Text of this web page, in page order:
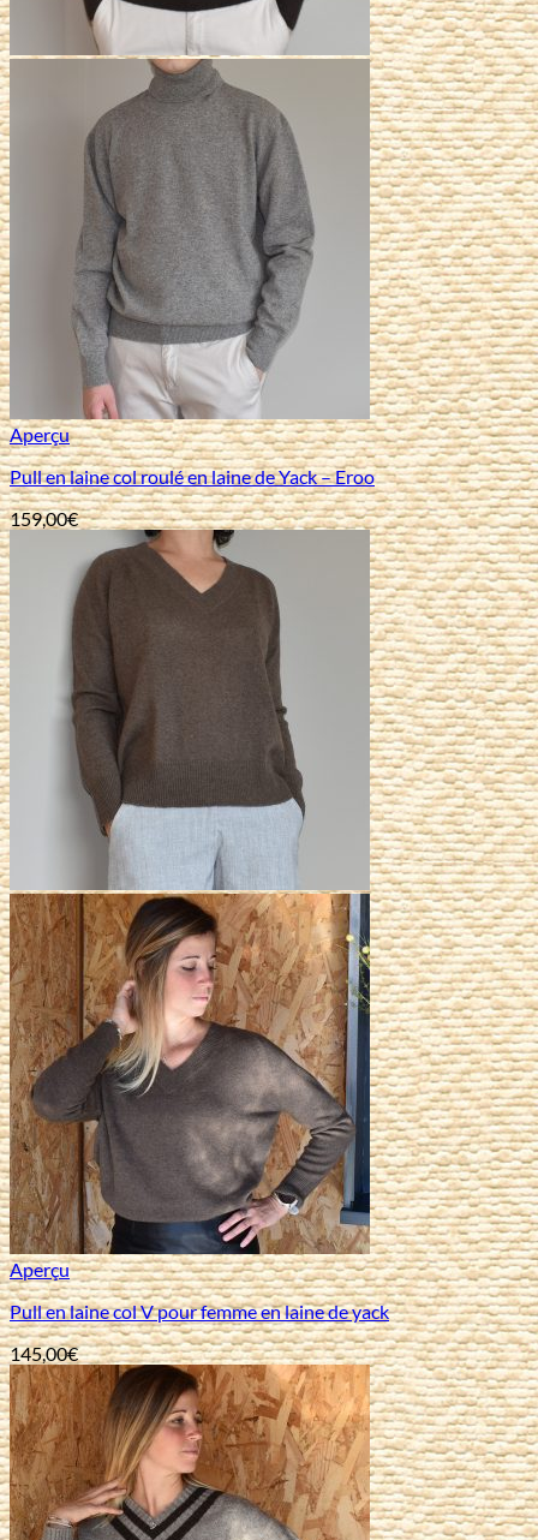
Aperçu
Pull en laine col roulé en laine de Yack – Eroo
159,00€
Aperçu
Pull en laine col V pour femme en laine de yack
145,00€